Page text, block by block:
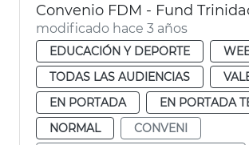
Convenio FDM - Fund
modificado hace 3 años
EDUCACIÓN Y DEPORTE
TODAS LAS AUDIENCIAS
EN PORTADA
EN PORTADA
NORMAL
CONVENI